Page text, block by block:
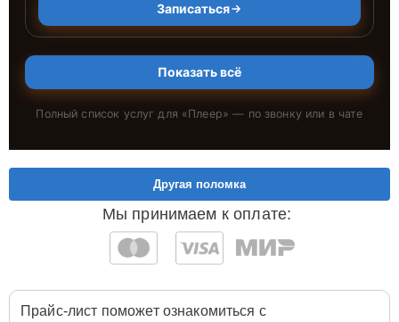
Записаться
Показать всё
Полный список услуг для «Плеер» — по звонку или в чате
Мы принимаем к оплате:
Другая поломка
Прайс-лист поможет ознакомиться с